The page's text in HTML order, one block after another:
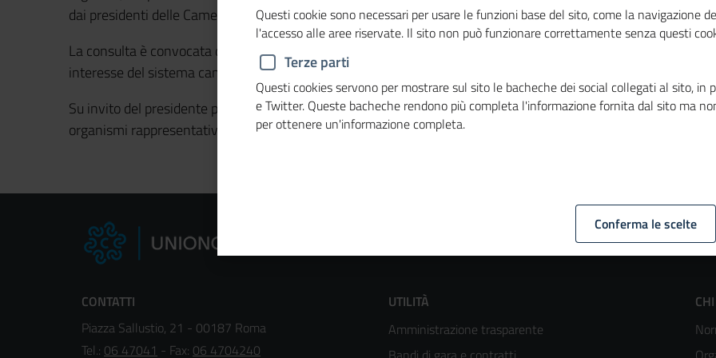
dai presidenti delle Camere di commercio delle province autonome di Trento e di Bolzano.
La consulta è convocata dal presidente normalmente in concomitanza delle riunioni del comitato esecutivo
interesse del sistema camerale che rientrano nei settori di competenza legislativa esclusiva o concorrente
Su invito del presidente partecipano alle riunioni il presidente della Conferenza delle Regioni e delle
organismi rappresentativi degli enti locali.
CONTATTI
Piazza Sallustio, 21 - 00187 Roma
Tel.: 06 47041 - Fax: 06 4704240
Footer
UTILITÀ
Amministrazione trasparente
Questi cookie sono necessari per usare le funzioni base del sito, come la navigazione
l'accesso alle aree riservate. Il sito non può funzionare correttamente senza questi
Terze parti
Questi cookies servono per mostrare sul sito le bacheche dei social collegati al sito, in
e Twitter. Queste bacheche rendono più completa l'informazione fornita dal sito ma
per ottenere un'informazione completa.
Conferma le scelte